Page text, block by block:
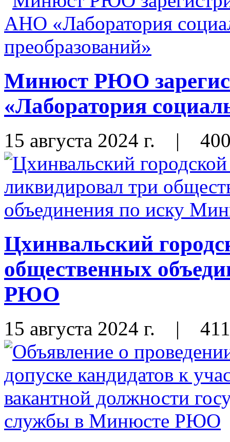
Минюст РЮО
«Лаборатория
15 августа 2024 г. |
Цхинвальский
общественных
РЮО
15 августа 2024 г. |